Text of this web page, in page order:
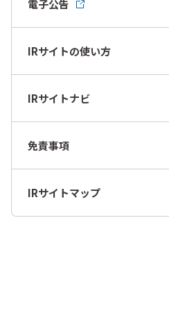
電子公告
IRサイトの使い方
IRサイトナビ
免責事項
IRサイトマップ